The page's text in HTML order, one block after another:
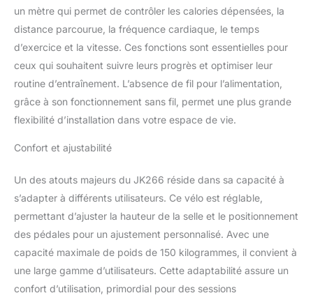
bande cardio intégrée
bande cardio Jk incluse
Charge maximale de
l'utilisateur : 150 kg
un mètre qui permet de contrôler les calories dépensées, la
distance parcourue, la fréquence cardiaque, le temps
d’exercice et la vitesse. Ces fonctions sont essentielles pour
ceux qui souhaitent suivre leurs progrès et optimiser leur
routine d’entraînement. L’absence de fil pour l’alimentation,
grâce à son fonctionnement sans fil, permet une plus grande
flexibilité d’installation dans votre espace de vie.
Confort et ajustabilité
Un des atouts majeurs du JK266 réside dans sa capacité à
s’adapter à différents utilisateurs. Ce vélo est réglable,
permettant d’ajuster la hauteur de la selle et le positionnement
des pédales pour un ajustement personnalisé. Avec une
capacité maximale de poids de 150 kilogrammes, il convient à
une large gamme d’utilisateurs. Cette adaptabilité assure un
confort d’utilisation, primordial pour des sessions